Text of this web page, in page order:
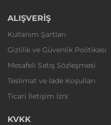
ALIŞVERİŞ
Kullanım Şartları
Gizlilik ve Güvenlik Politikası
Mesafeli Satış Sözleşmesi
Teslimat ve İade Koşulları
Ticari İletişim İzni
KVKK